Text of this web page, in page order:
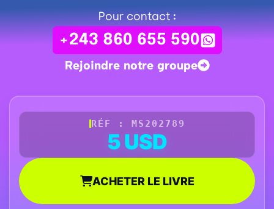
Pour contact :
+243 860 655 590
Rejoindre notre groupe
RÉF : MS202789
5 USD
ACHETER LE LIVRE